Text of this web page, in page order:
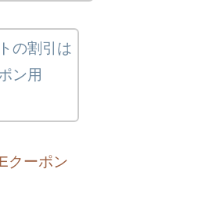
の割引は
ン用
クーポン